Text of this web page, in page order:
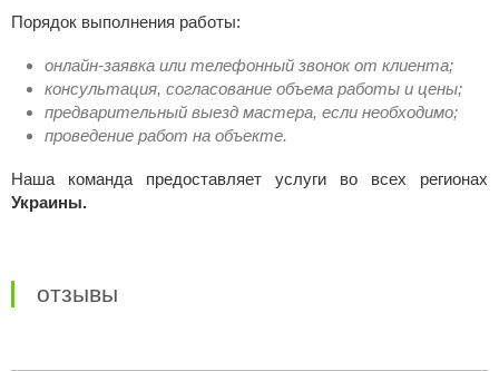
Порядок выполнения работы:
онлайн-заявка или телефонный звонок от клиента;
консультация, согласование объема работы и цены;
предварительный выезд мастера, если необходимо;
проведение работ на объекте.
Наша команда предоставляет услуги во всех регионах
Украины.
отзывы